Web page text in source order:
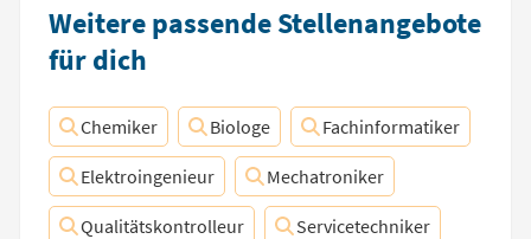
Weitere passende Stellenangebote
für dich
Chemiker Biologe Fachinformatiker
Elektroingenieur Mechatroniker
Qualitätskontrolleur Servicetechniker